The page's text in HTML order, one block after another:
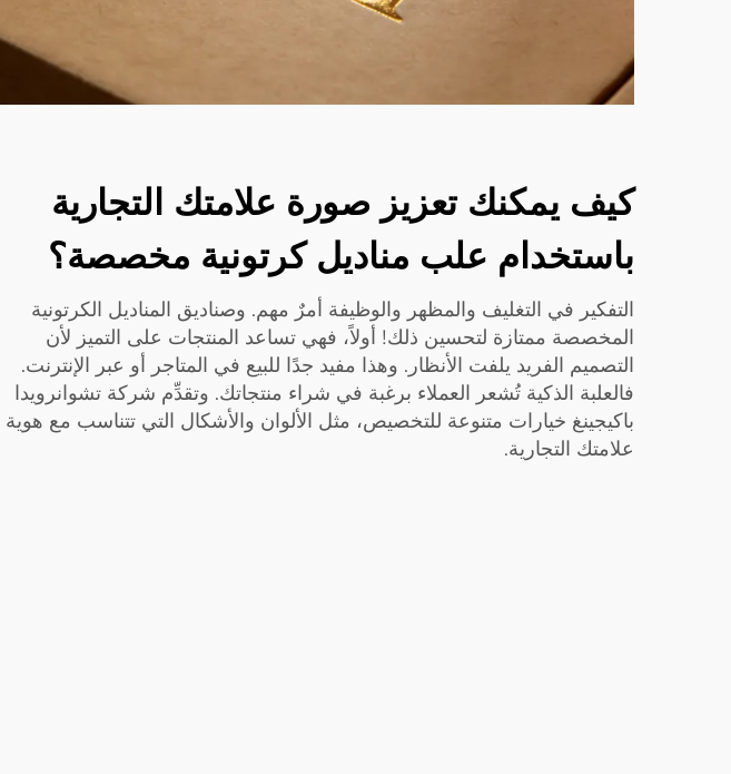
كيف يمكنك تعزيز صورة علامتك التجارية
باستخدام علب مناديل كرتونية مخصصة؟
التفكير في التغليف والمظهر والوظيفة أمرٌ مهم. وصناديق المناديل الكرتونية
المخصصة ممتازة لتحسين ذلك! أولاً، فهي تساعد المنتجات على التميز لأن
التصميم الفريد يلفت الأنظار. وهذا مفيد جدًا للبيع في المتاجر أو عبر الإنترنت.
فالعلبة الذكية تُشعر العملاء برغبة في شراء منتجاتك. وتقدِّم شركة تشوانرويدا
باكيجينغ خيارات متنوعة للتخصيص، مثل الألوان والأشكال التي تتناسب مع هوية
علامتك التجارية.